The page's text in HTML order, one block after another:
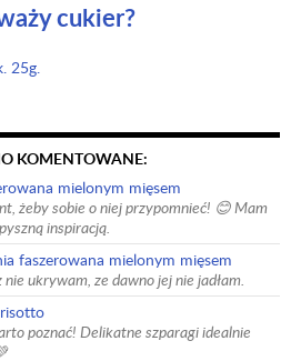
cukier?
25g.
KOMENTOWANE:
mielonym mięsem
żeby sobie o niej przypomnieć! 😊 Mam
inspiracją.
faszerowana mielonym mięsem
ukrywam, ze dawno jej nie jadłam.
poznać! Delikatne szparagi idealnie